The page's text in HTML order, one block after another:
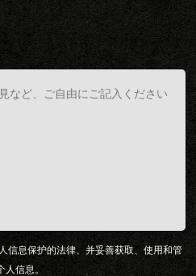
信息保护的法律、并妥善获取、使用和管
人信息。